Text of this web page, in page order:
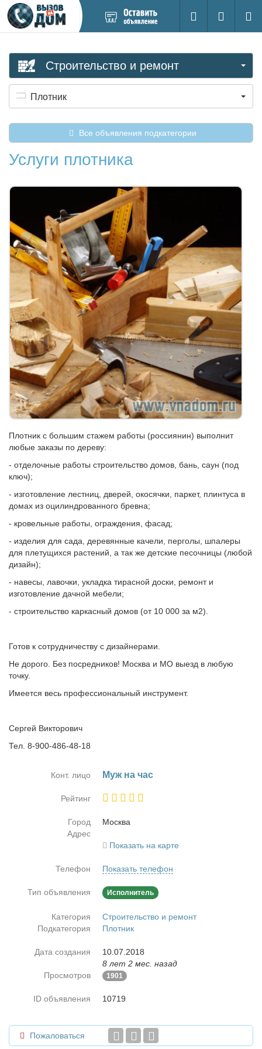
новое
Поиск
Вход на
Строительство и ремонт
Плотник
Все объявления подкатегории
Услуги плотника
Плотник с большим стажем работы (россиянин) выполнит
любые заказы по дереву:
- отделочные работы строительство домов, бань, саун (под
ключ);
- изготовление лестниц, дверей, окосячки, паркет, плинтуса в
домах из оцилиндрованного бревна;
- кровельные работы, ограждения, фасад;
- изделия для сада, деревянные качели, перголы, шпалеры
для плетущихся растений, а так же детские песочницы (любой
дизайн);
- навесы, лавочки, укладка тирасной доски, ремонт и
изготовление дачной мебели;
- строительство каркасный домов (от 10 000 за м2).
Готов к сотрудничеству с дизайнерами.
Не дорого. Без посредников! Москва и МО выезд в любую
точку.
Имеется весь профессиональный инструмент.
Сергей Викторович
Тел. 8-900-486-48-18
Конт. лицо Муж на час
Рейтинг
Город
Москва
Адрес
Показать на карте
Телефон Показать телефон
Тип объявления Исполнитель
Категория
Строительство и ремонт
Подкатегория
Плотник
Дата создания
10.07.2018
8 лет 2 мес. назад
Просмотров
1901
ID объявления 10719
Пожаловаться